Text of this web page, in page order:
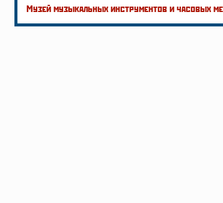
Музей музыкальных инструментов и часовых